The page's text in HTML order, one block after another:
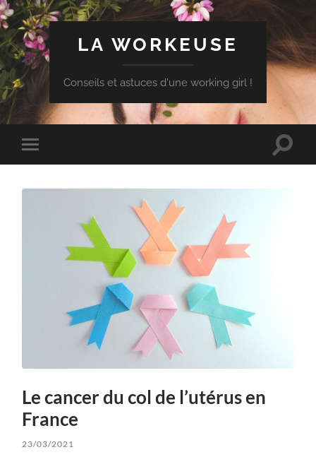
LA WORKEUSE
Conseils et astuces d'une working girl !
Toggle
mobile
Toggle
Le cancer du col de l’utérus en
France
23/03/2021